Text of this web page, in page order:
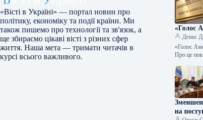
«Вісті в Україні» — портал новин про
політику, економіку та події країни. Ми
також пишемо про технології та зв'язок, а
ще збираємо цікаві вісті з різних сфер
життя. Наша мета — тримати читачів в
курсі всього важливого.
«Голос
Денис
«Голос
Про це
на